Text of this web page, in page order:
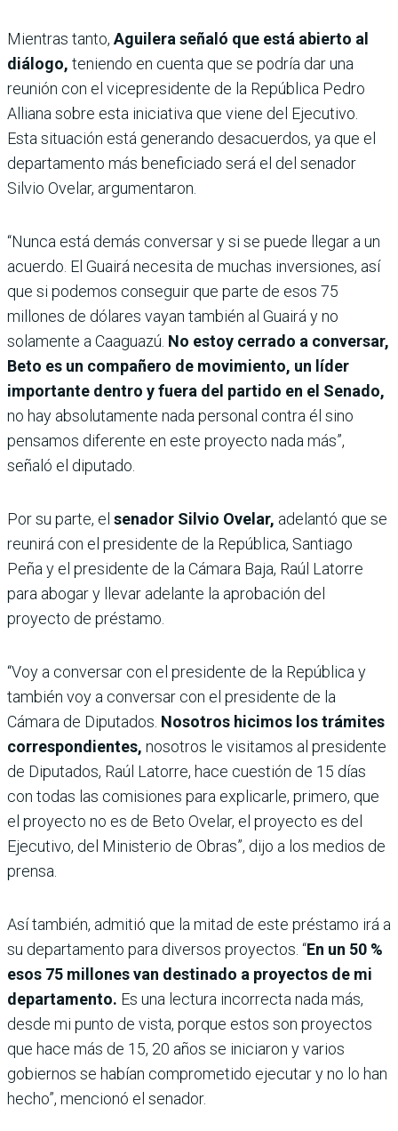
Mientras tanto, Aguilera señaló que está abierto al
diálogo, teniendo en cuenta que se podría dar una
reunión con el vicepresidente de la República Pedro
Alliana sobre esta iniciativa que viene del Ejecutivo.
Esta situación está generando desacuerdos, ya que el
departamento más beneficiado será el del senador
Silvio Ovelar, argumentaron.
“Nunca está demás conversar y si se puede llegar a un
acuerdo. El Guairá necesita de muchas inversiones, así
que si podemos conseguir que parte de esos 75
millones de dólares vayan también al Guairá y no
solamente a Caaguazú. No estoy cerrado a conversar,
Beto es un compañero de movimiento, un líder
importante dentro y fuera del partido en el Senado,
no hay absolutamente nada personal contra él sino
pensamos diferente en este proyecto nada más”,
señaló el diputado.
Por su parte, el senador Silvio Ovelar, adelantó que se
reunirá con el presidente de la República, Santiago
Peña y el presidente de la Cámara Baja, Raúl Latorre
para abogar y llevar adelante la aprobación del
proyecto de préstamo.
“Voy a conversar con el presidente de la República y
también voy a conversar con el presidente de la
Cámara de Diputados. Nosotros hicimos los trámites
correspondientes, nosotros le visitamos al presidente
de Diputados, Raúl Latorre, hace cuestión de 15 días
con todas las comisiones para explicarle, primero, que
el proyecto no es de Beto Ovelar, el proyecto es del
Ejecutivo, del Ministerio de Obras”, dijo a los medios de
prensa.
Así también, admitió que la mitad de este préstamo irá a
su departamento para diversos proyectos. “En un 50 %
esos 75 millones van destinado a proyectos de mi
departamento. Es una lectura incorrecta nada más,
desde mi punto de vista, porque estos son proyectos
que hace más de 15, 20 años se iniciaron y varios
gobiernos se habían comprometido ejecutar y no lo han
hecho”, mencionó el senador.